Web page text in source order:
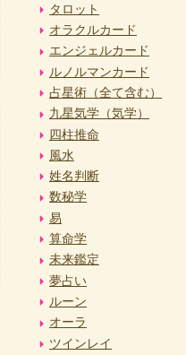
タロット
オラクルカード
エンジェルカード
ルノルマンカード
占星術（全て含む）
九星気学（気学）
四柱推命
風水
姓名判断
数秘学
易
算命学
未来鑑定
夢占い
ルーン
オーラ
ツインレイ